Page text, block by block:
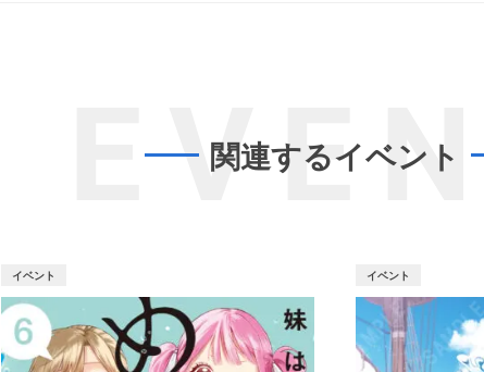
関連するイベント
イベント イベント